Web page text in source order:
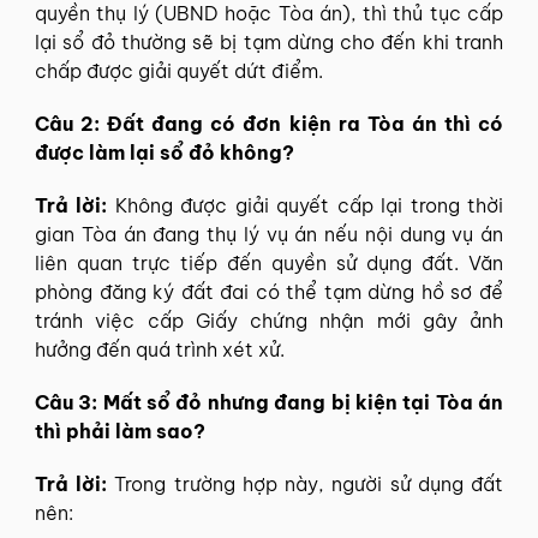
quyền thụ lý (UBND hoặc Tòa án), thì thủ tục cấp
lại sổ đỏ thường sẽ bị tạm dừng cho đến khi tranh
chấp được giải quyết dứt điểm.
Câu 2: Đất đang có đơn kiện ra Tòa án thì có
được làm lại sổ đỏ không?
Trả lời: Không được giải quyết cấp lại trong thời
gian Tòa án đang thụ lý vụ án nếu nội dung vụ án
liên quan trực tiếp đến quyền sử dụng đất. Văn
phòng đăng ký đất đai có thể tạm dừng hồ sơ để
tránh việc cấp Giấy chứng nhận mới gây ảnh
hưởng đến quá trình xét xử.
Câu 3: Mất sổ đỏ nhưng đang bị kiện tại Tòa án
thì phải làm sao?
Trả lời:Trong trường hợp này, người sử dụng đất
nên: